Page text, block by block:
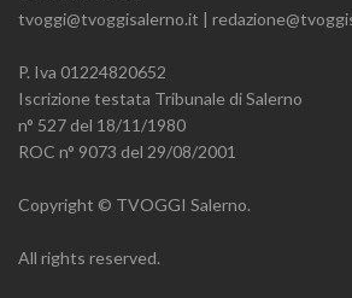
tvoggi@tvoggisalerno.it |
P. Iva 01224820652
Iscrizione testata Tribunale di Salerno
n° 527 del 18/11/1980
ROC n° 9073 del 29/08/2001
Copyright © TVOGGI Salerno.
All rights reserved.